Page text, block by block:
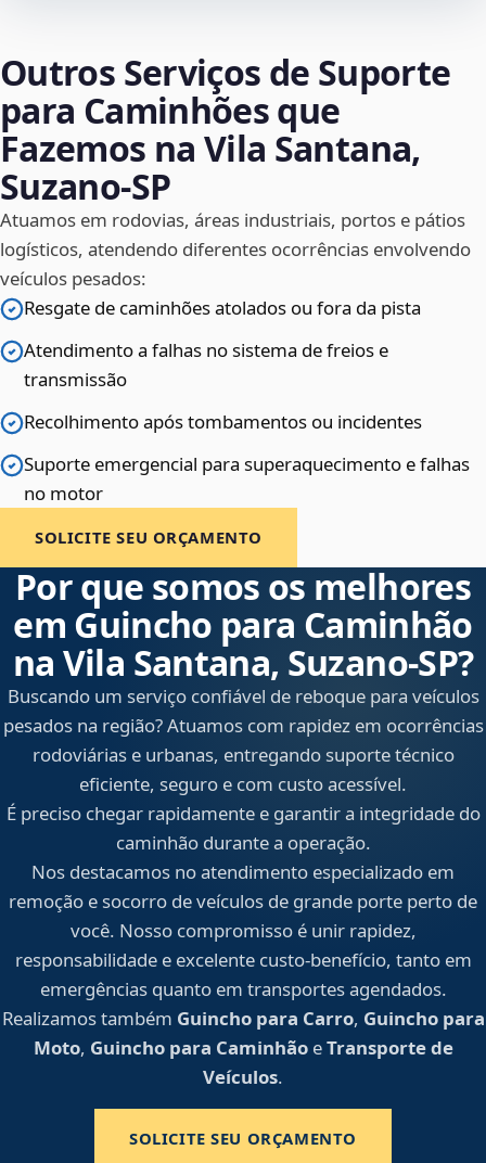
Outros Serviços de Suporte
para Caminhões que
Fazemos na Vila Santana,
Suzano‑SP
Atuamos em rodovias, áreas industriais, portos e pátios
logísticos, atendendo diferentes ocorrências envolvendo
veículos pesados:
Resgate de caminhões atolados ou fora da pista
Atendimento a falhas no sistema de freios e
transmissão
Recolhimento após tombamentos ou incidentes
Suporte emergencial para superaquecimento e falhas
no motor
SOLICITE SEU ORÇAMENTO
Por que somos os melhores
em Guincho para Caminhão
na Vila Santana, Suzano‑SP?
Buscando um serviço confiável de reboque para veículos
pesados na região? Atuamos com rapidez em ocorrências
rodoviárias e urbanas, entregando suporte técnico
eficiente, seguro e com custo acessível.
É preciso chegar rapidamente e garantir a integridade do
caminhão durante a operação.
Nos destacamos no atendimento especializado em
remoção e socorro de veículos de grande porte perto de
você. Nosso compromisso é unir rapidez,
responsabilidade e excelente custo-benefício, tanto em
emergências quanto em transportes agendados.
Realizamos também Guincho para Carro, Guincho para
Moto, Guincho para CaminhãoeTransporte de
Veículos.
SOLICITE SEU ORÇAMENTO